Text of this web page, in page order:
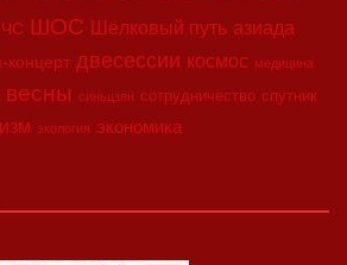
ЧС ШОС Шёлковый путь азиада
концерт двесессии космос медицина
весны синьцзян сотрудничество спутник
экология экономика